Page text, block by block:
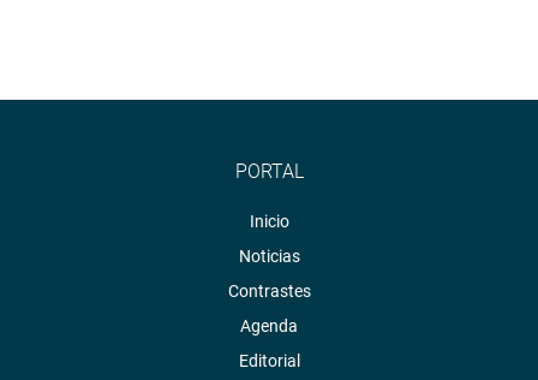
PORTAL
Inicio
Noticias
Contrastes
Agenda
Editorial